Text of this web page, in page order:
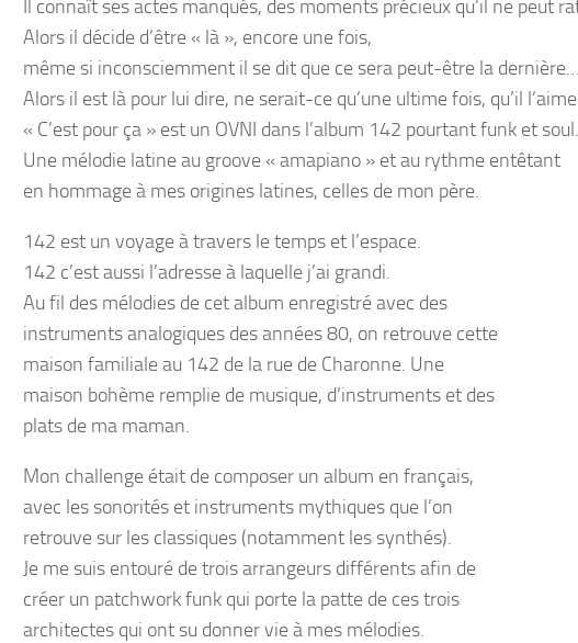
Il connaît ses actes manqués, des moments précieux qu’il ne peut
Alors il décide d’être « là », encore une fois,
même si inconsciemment il se dit que ce sera peut-être la dernière…
Alors il est là pour lui dire, ne serait-ce qu’une ultime fois, qu’il
« C’est pour ça » est un OVNI dans l’album 142 pourtant funk et soul.
Une mélodie latine au groove « amapiano » et au rythme entêtant
en hommage à mes origines latines, celles de mon père.
142 est un voyage à travers le temps et l’espace.
142 c’est aussi l’adresse à laquelle j’ai grandi.
Au fil des mélodies de cet album enregistré avec des
instruments analogiques des années 80, on retrouve cette
maison familiale au 142 de la rue de Charonne. Une
maison bohème remplie de musique, d’instruments et des
plats de ma maman.
Mon challenge était de composer un album en français,
avec les sonorités et instruments mythiques que l’on
retrouve sur les classiques (notamment les synthés).
Je me suis entouré de trois arrangeurs différents afin de
créer un patchwork funk qui porte la patte de ces trois
architectes qui ont su donner vie à mes mélodies.